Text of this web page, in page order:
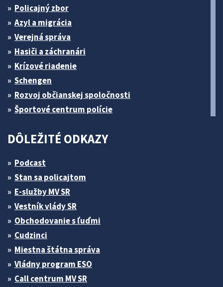
Policajný zbor
Azyl a migrácia
Verejná správa
Hasiči a záchranári
Krízové riadenie
Schengen
Rozvoj občianskej spoločnosti
Športové centrum polície
DÔLEŽITÉ ODKAZY
Podcast
Stan sa policajtom
E-služby MV SR
Vestník vlády SR
Obchodovanie s ľuďmi
Cudzinci
Miestna štátna správa
Vládny program ESO
Call centrum MV SR